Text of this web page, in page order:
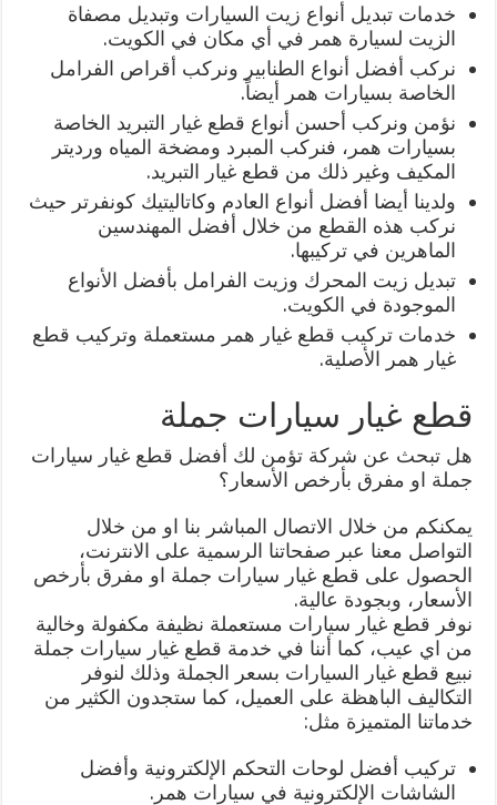
خدمات تبديل أنواع زيت السيارات وتبديل مصفاة
الزيت لسيارة همر في أي مكان في الكويت.
نركب أفضل أنواع الطنابير ونركب أقراص الفرامل
الخاصة بسيارات همر أيضاً.
نؤمن ونركب أحسن أنواع قطع غيار التبريد الخاصة
بسيارات همر، فنركب المبرد ومضخة المياه ورديتر
المكيف وغير ذلك من قطع غيار التبريد.
ولدينا أيضا أفضل أنواع العادم وكاتاليتيك كونفرتر حيث
نركب هذه القطع من خلال أفضل المهندسين
الماهرين في تركيبها.
تبديل زيت المحرك وزيت الفرامل بأفضل الأنواع
الموجودة في الكويت.
خدمات تركيب قطع غيار همر مستعملة وتركيب قطع
غيار همر الأصلية.
قطع غيار سيارات جملة
هل تبحث عن شركة تؤمن لك أفضل قطع غيار سيارات
جملة او مفرق بأرخص الأسعار؟
يمكنكم من خلال الاتصال المباشر بنا او من خلال
التواصل معنا عبر صفحاتنا الرسمية على الانترنت،
الحصول على قطع غيار سيارات جملة او مفرق بأرخص
الأسعار، وبجودة عالية.
نوفر قطع غيار سيارات مستعملة نظيفة مكفولة وخالية
من اي عيب، كما أننا في خدمة قطع غيار سيارات جملة
نبيع قطع غيار السيارات بسعر الجملة وذلك لنوفر
التكاليف الباهظة على العميل، كما ستجدون الكثير من
خدماتنا المتميزة مثل:
تركيب أفضل لوحات التحكم الإلكترونية وأفضل
الشاشات الإلكترونية في سيارات همر.